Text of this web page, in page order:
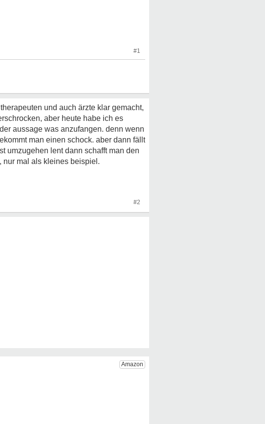
#1
und auch ärzte klar gemacht,
aber heute habe ich es
aussage was anzufangen. denn wenn
man einen schock. aber dann fällt
umzugehen lent dann schafft man den
nur mal als kleines beispiel.
#2